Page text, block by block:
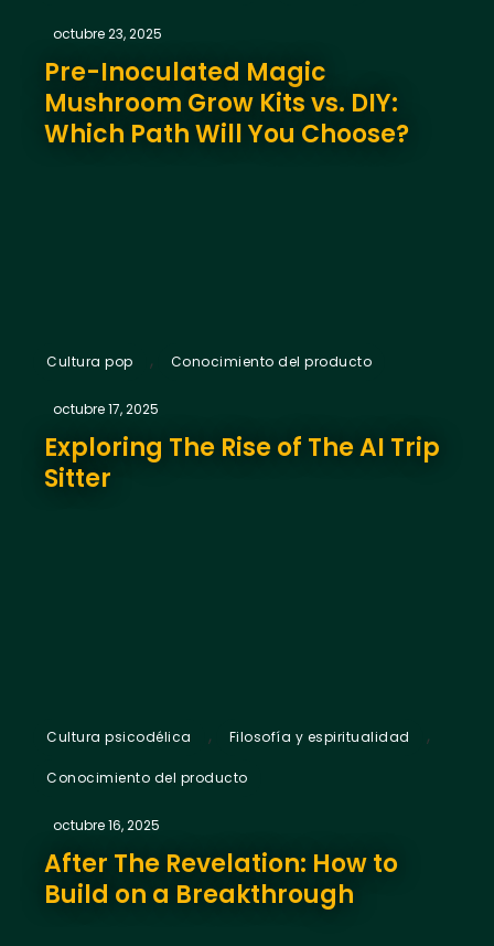
octubre 23, 2025
Pre-Inoculated Magic
Mushroom Grow Kits vs. DIY:
Which Path Will You Choose?
Cultura pop , Conocimiento del producto
octubre 17, 2025
Exploring The Rise of The AI Trip
Sitter
Cultura psicodélica , Filosofía y espiritualidad ,
Conocimiento del producto
octubre 16, 2025
After The Revelation: How to
Build on a Breakthrough